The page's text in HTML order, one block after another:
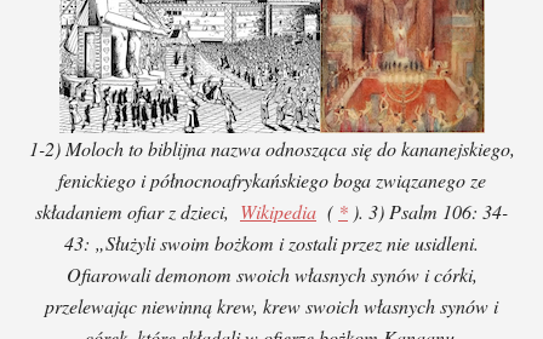
1-2) Moloch to biblijna nazwa odnosząca się do kananejskiego,
fenickiego i północnoafrykańskiego boga związanego ze
składaniem ofiar z dzieci, Wikipedia ( * ). 3) Psalm 106: 34-
43: „Służyli swoim bożkom i zostali przez nie usidleni.
Ofiarowali demonom swoich własnych synów i córki,
przelewając niewinną krew, krew swoich własnych synów i